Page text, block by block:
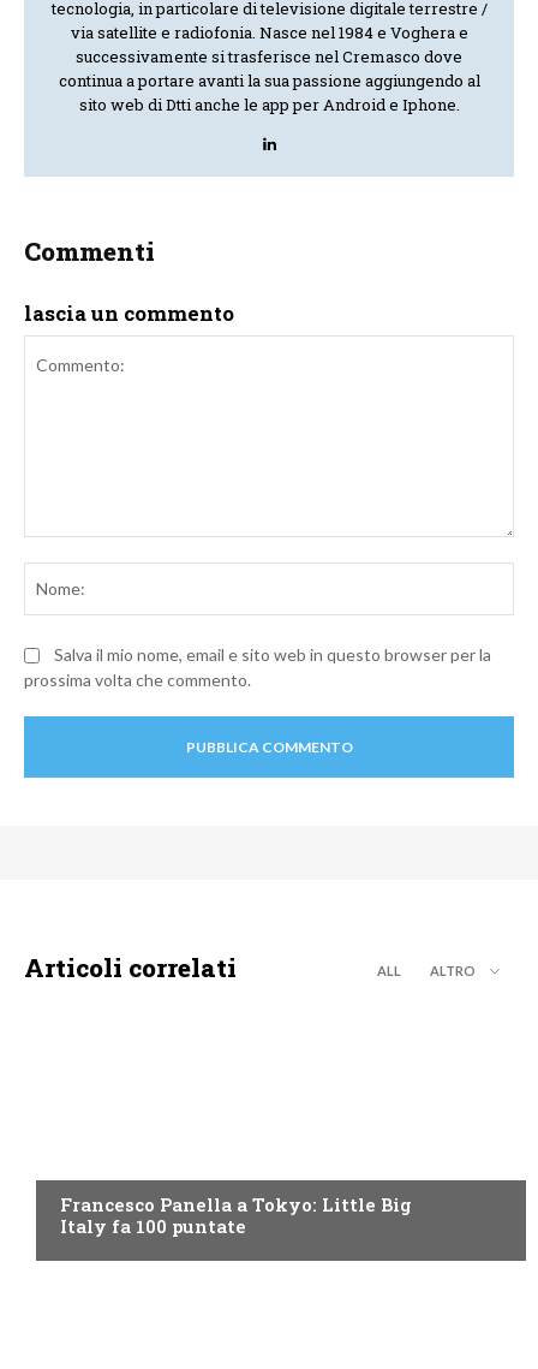
tecnologia, in particolare di televisione digitale terrestre /
via satellite e radiofonia. Nasce nel 1984 e Voghera e
successivamente si trasferisce nel Cremasco dove
continua a portare avanti la sua passione aggiungendo al
sito web di Dtti anche le app per Android e Iphone.
Commenti
lascia un commento
Salva il mio nome, email e sito web in questo browser per la
prossima volta che commento.
Articoli correlati ALL ALTRO
Francesco Panella a Tokyo: Little Big
Italy fa 100 puntate